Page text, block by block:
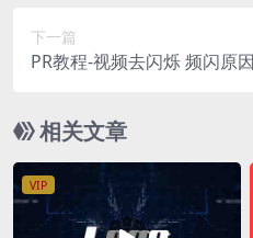
下一篇
PR教程-视频去闪烁 频闪原
相关文章
VIP